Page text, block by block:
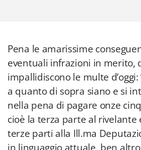
Pena le amarissime
eventuali infrazioni in merito,
impallidiscono le multe
a quanto di sopra siano e si
nella pena di pagare onze
cioè la terza parte al rivelante
terze parti alla Ill.ma